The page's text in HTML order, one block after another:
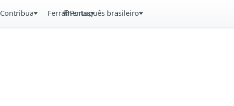
Contribua FerramentasPortuguês brasileiro